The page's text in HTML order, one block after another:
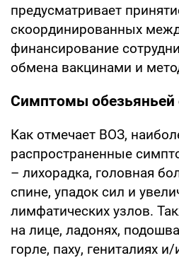
предусматривает
скоординированных
финансирование
обмена вакцинами и
Симптомы обезьяньей
Как отмечает ВОЗ,
распространенные
– лихорадка, головная
спине, упадок сил и
лимфатических узлов.
на лице, ладонях,
горле, паху, гениталиях